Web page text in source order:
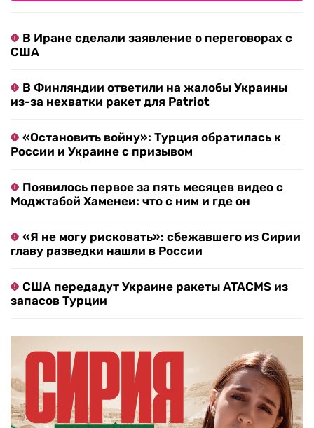
В Иране сделали заявление о переговорах с
США
В Финляндии ответили на жалобы Украины
из-за нехватки ракет для Patriot
«Остановить войну»: Турция обратилась к
России и Украине с призывом
Появилось первое за пять месяцев видео с
Моджтабой Хаменеи: что с ним и где он
«Я не могу рисковать»: сбежавшего из Сирии
главу разведки нашли в России
США передадут Украине ракеты ATACMS из
запасов Турции